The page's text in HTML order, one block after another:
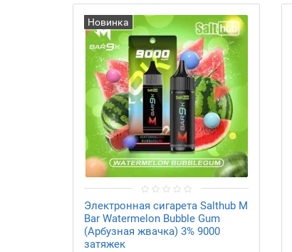
Новинка
Электронная сигарета Salthub M
Bar Watermelon Bubble Gum
(Арбузная жвачка) 3% 9000
затяжек